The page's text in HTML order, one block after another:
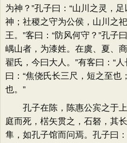
为神？”孔子曰：“山川之灵，
神；社稷之守为公侯，山川之
王。”客曰：“防风何守？”孔子
嵎山者，为漆姓。在虞、夏、
翟氏，今曰大人。”有客曰：“
曰：“焦侥氏长三尺，短之至也
也。”
孔子在陈，陈惠公宾之于上
庭而死，楛矢贯之，石砮，其
隼，如孔子馆而问焉。孔子曰